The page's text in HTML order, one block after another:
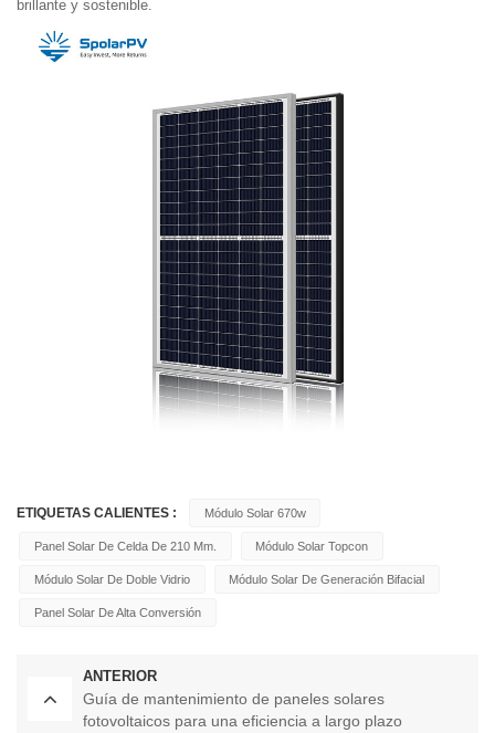
brillante y sostenible.
ETIQUETAS CALIENTES : Módulo Solar 670w
Panel Solar De Celda De 210 Mm. Módulo Solar Topcon
Módulo Solar De Doble Vidrio Módulo Solar De Generación Bifacial
Panel Solar De Alta Conversión
ANTERIOR
Guía de mantenimiento de paneles solares
fotovoltaicos para una eficiencia a largo plazo